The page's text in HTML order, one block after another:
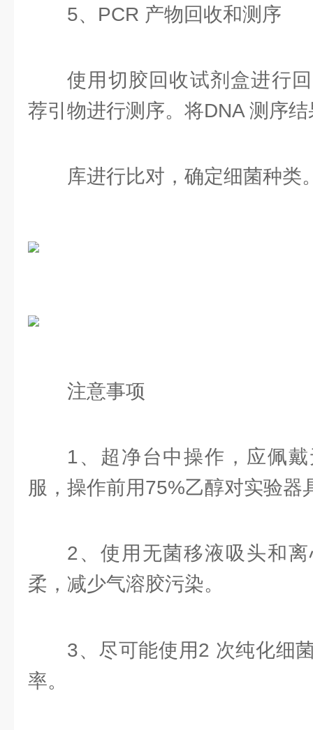
5、PCR 产物回收和测序
使用切胶回收试剂盒进行
荐引物进行测序。将DNA 测序
库进行比对，确定细菌种类
注意事项
1、超净台中操作，应佩
服，操作前用75%乙醇对实验器
2、使用无菌移液吸头和
柔，减少气溶胶污染。
3、尽可能使用2 次纯化细
率。